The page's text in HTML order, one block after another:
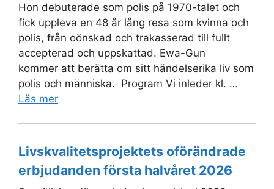
Hon debuterade som polis på 1970-talet och
fick uppleva en 48 år lång resa som kvinna och
polis, från oönskad och trakasserad till fullt
accepterad och uppskattad. Ewa-Gun
kommer att berätta om sitt händelserika liv som
polis och människa. Program Vi inleder kl. …
Läs mer
Livskvalitetsprojektets oförändrade
erbjudanden första halvåret 2026